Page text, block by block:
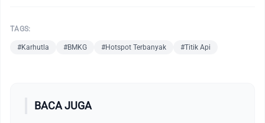
TAGS:
#Karhutla #BMKG #Hotspot Terbanyak #Titik Api
BACA JUGA